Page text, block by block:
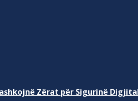
Zërat për Sigurinë